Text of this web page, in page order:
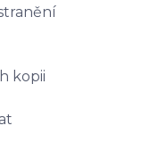
kopii